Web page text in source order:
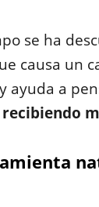
se ha
causa un
a